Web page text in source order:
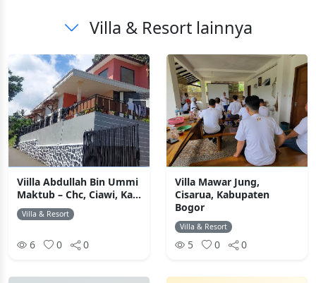
Villa & Resort lainnya
Viilla Abdullah Bin Ummi
Maktub – Chc, Ciawi, Ka...
Villa & Resort
6 0 0
Villa Mawar Jung,
Cisarua, Kabupaten
Bogor
Villa & Resort
5 0 0